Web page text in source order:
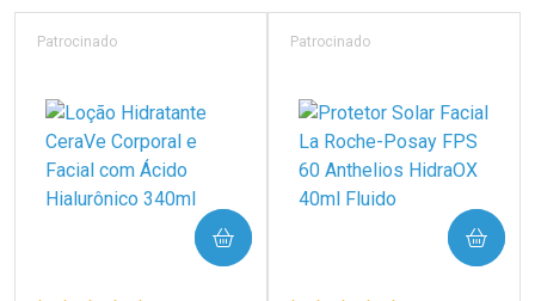
Laboratório
Por Menos Laboratório
Por Menos
Patrocinado
COMPRAR
Patrocinado
COMPRAR